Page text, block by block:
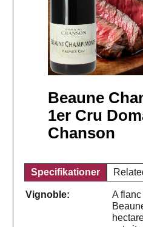
Beaune
1er Cru
Chanson
Specifikationer
Vignoble:
A